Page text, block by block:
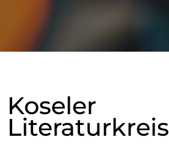
Koseler
Literaturkreis